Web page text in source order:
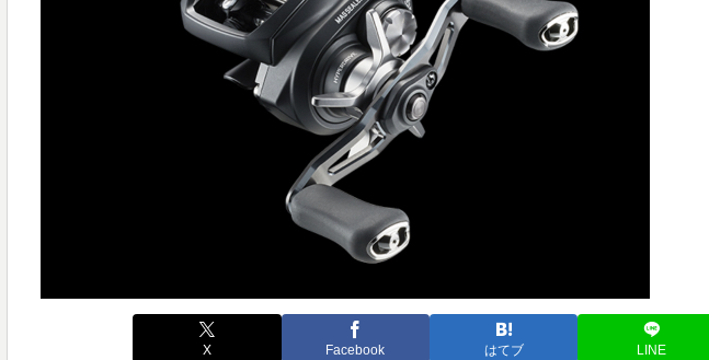
X Facebook はてブ LINE